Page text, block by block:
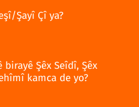
Şayî Çî ya?
birayê Şêx Seîdî, Şêx
kamca de yo?